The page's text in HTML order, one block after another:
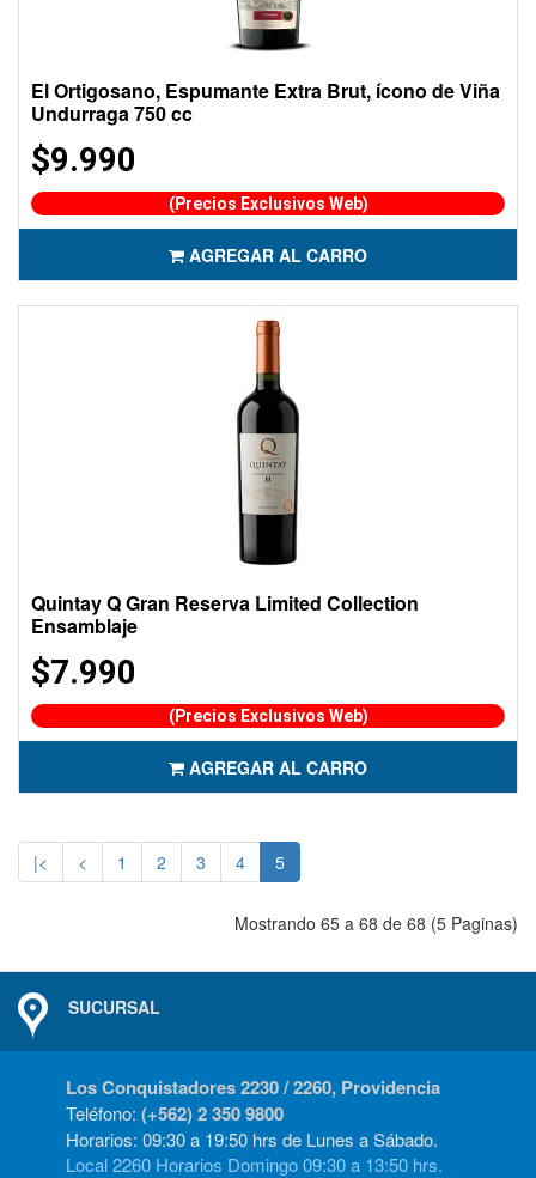
El Ortigosano, Espumante Extra Brut, ícono de Viña
Undurraga 750 cc
$9.990
(Precios Exclusivos Web)
AGREGAR AL CARRO
Quintay Q Gran Reserva Limited Collection
Ensamblaje
$7.990
(Precios Exclusivos Web)
AGREGAR AL CARRO
|< < 1 2 3 4 5
Mostrando 65 a 68 de 68 (5 Paginas)
SUCURSAL
Los Conquistadores 2230 / 2260, Providencia
Teléfono: (+562) 2 350 9800
Horarios: 09:30 a 19:50 hrs de Lunes a Sábado.
Local 2260 Horarios Domingo 09:30 a 13:50 hrs.